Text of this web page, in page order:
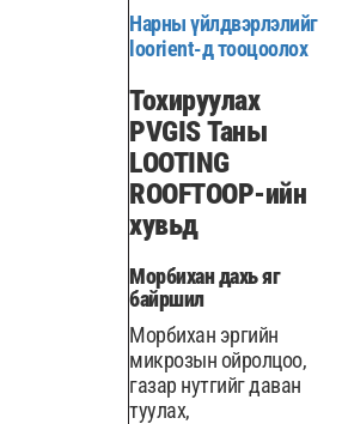
Нарны үйлдвэрлэлийг
loorient-д тооцоолох
Тохируулах
PVGIS Таны
LOOTING
ROOFTOOP-ийн
хувьд
Морбихан дахь яг
байршил
Морбихан эргийн
микрозын ойролцоо,
газар нутгийг даван
туулах,